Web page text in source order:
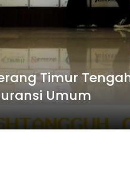
Timur
Umum